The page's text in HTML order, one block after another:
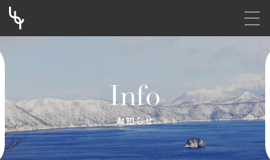
k
o
c
メ
Info
お知らせ